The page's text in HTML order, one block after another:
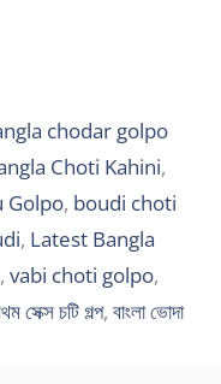
chodar golpo
Choti Kahini,
Golpo, boudi choti
, Latest Bangla
, vabi choti golpo,
সেক্স চটি গল্প, বাংলা ভোদা